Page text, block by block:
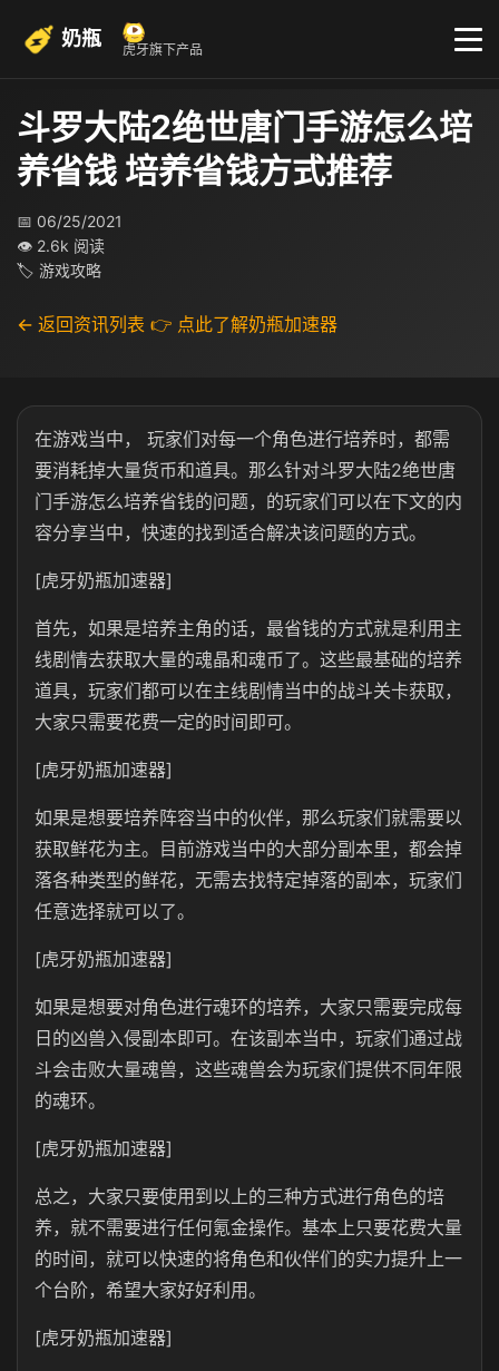
奶瓶 虎牙旗下产品
斗罗大陆2绝世唐门手游怎么培
养省钱 培养省钱方式推荐
📅 06/25/2021
👁 2.6k 阅读
🏷 游戏攻略
← 返回资讯列表 👉 点此了解奶瓶加速器
在游戏当中， 玩家们对每一个角色进行培养时，都需
要消耗掉大量货币和道具。那么针对斗罗大陆2绝世唐
门手游怎么培养省钱的问题，的玩家们可以在下文的内
容分享当中，快速的找到适合解决该问题的方式。
[虎牙奶瓶加速器]
首先，如果是培养主角的话，最省钱的方式就是利用主
线剧情去获取大量的魂晶和魂币了。这些最基础的培养
道具，玩家们都可以在主线剧情当中的战斗关卡获取，
大家只需要花费一定的时间即可。
[虎牙奶瓶加速器]
如果是想要培养阵容当中的伙伴，那么玩家们就需要以
获取鲜花为主。目前游戏当中的大部分副本里，都会掉
落各种类型的鲜花，无需去找特定掉落的副本，玩家们
任意选择就可以了。
[虎牙奶瓶加速器]
如果是想要对角色进行魂环的培养，大家只需要完成每
日的凶兽入侵副本即可。在该副本当中，玩家们通过战
斗会击败大量魂兽，这些魂兽会为玩家们提供不同年限
的魂环。
[虎牙奶瓶加速器]
总之，大家只要使用到以上的三种方式进行角色的培
养，就不需要进行任何氪金操作。基本上只要花费大量
的时间，就可以快速的将角色和伙伴们的实力提升上一
个台阶，希望大家好好利用。
[虎牙奶瓶加速器]